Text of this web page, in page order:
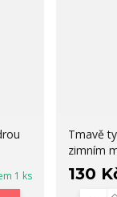
1 ks
Tmavě
zimním
130